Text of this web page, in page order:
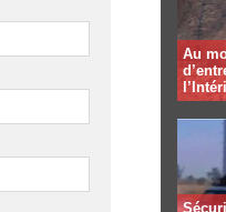
Au